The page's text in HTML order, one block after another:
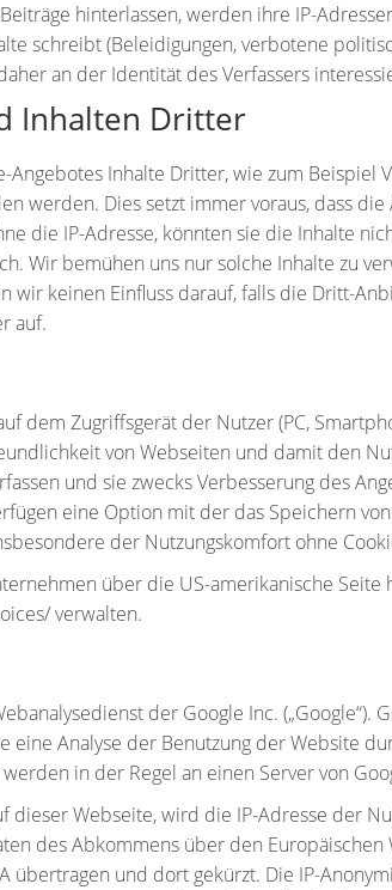
hinterlassen, werden ihre IP-
schreibt (Beleidigungen, verbotene
an der Identität des Verfassers
Inhalten Dritter
Inhalte Dritter, wie zum Beispiel
werden. Dies setzt immer voraus, dass
die IP-Adresse, könnten sie die Inhalte
Wir bemühen uns nur solche Inhalte zu
wir keinen Einfluss darauf, falls die Dritt-
auf.
dem Zugriffsgerät der Nutzer (PC,
von Webseiten und damit den
und sie zwecks Verbesserung des
eine Option mit der das Speichern
der Nutzungskomfort ohne
über die US-amerikanische
verwalten.
der Google Inc. („Google“).
Analyse der Benutzung der Website
in der Regel an einen Server von
dieser Webseite, wird die IP-Adresse der
des Abkommens über den
übertragen und dort gekürzt. Die IP-